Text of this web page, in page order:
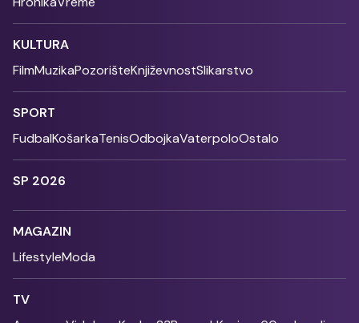
KULTURA
FilmMuzikaPozorišteKnjiževnostSlikarstvo
SPORT
FudbalKošarkaTenisOdbojkaVaterpoloOstalo
SP 2026
MAGAZIN
LifestyleModa
TV